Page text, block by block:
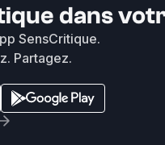
dans
SensCritique.
Partagez.